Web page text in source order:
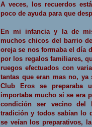
A veces, los recuerdos
poco de ayuda para que
En mi infancia y la de
muchos chicos del barrio
oreja se nos formaba el día
por los regalos familiares,
ruegos efectuados con
tantas que eran mas no, ya
Club Eros se preparaba
importaba mucho si se era
condición ser vecino del
tradición y todos sabían lo
se veían los preparativos,